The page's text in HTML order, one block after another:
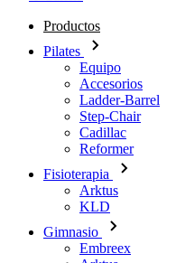
Productos
Pilates
Equipo
Accesorios
Ladder-Barrel
Step-Chair
Cadillac
Reformer
Fisioterapia
Arktus
KLD
Gimnasio
Embreex